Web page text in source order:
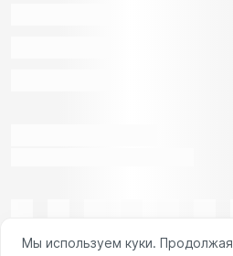
Мы используем куки. Продолжая